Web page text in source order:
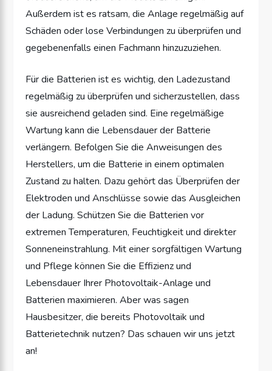
Außerdem ist es ratsam, die Anlage regelmäßig auf
Schäden oder lose Verbindungen zu überprüfen und
gegebenenfalls einen Fachmann hinzuzuziehen.
Für die Batterien ist es wichtig, den Ladezustand
regelmäßig zu überprüfen und sicherzustellen, dass
sie ausreichend geladen sind. Eine regelmäßige
Wartung kann die Lebensdauer der Batterie
verlängern. Befolgen Sie die Anweisungen des
Herstellers, um die Batterie in einem optimalen
Zustand zu halten. Dazu gehört das Überprüfen der
Elektroden und Anschlüsse sowie das Ausgleichen
der Ladung. Schützen Sie die Batterien vor
extremen Temperaturen, Feuchtigkeit und direkter
Sonneneinstrahlung. Mit einer sorgfältigen Wartung
und Pflege können Sie die Effizienz und
Lebensdauer Ihrer Photovoltaik-Anlage und
Batterien maximieren. Aber was sagen
Hausbesitzer, die bereits Photovoltaik und
Batterietechnik nutzen? Das schauen wir uns jetzt
an!